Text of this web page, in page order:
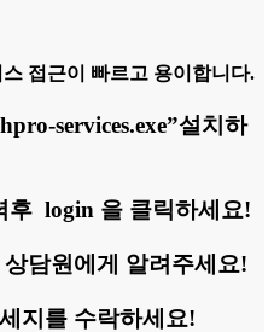
접근이 빠르고 용이합니다.
services.exe”설치하
후 login 을 클릭하세요!
담원에게 알려주세요!
지를 수락하세요!